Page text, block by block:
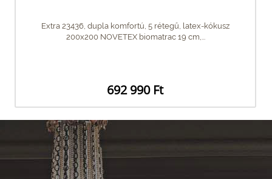
Extra 23436, dupla komfortú, 5 rétegű, latex-kókusz
200x200 NOVETEX biomatrac 19 cm,...
692 990 Ft